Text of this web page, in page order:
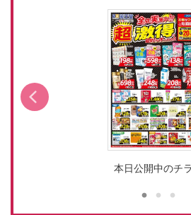
本日公開中のチ